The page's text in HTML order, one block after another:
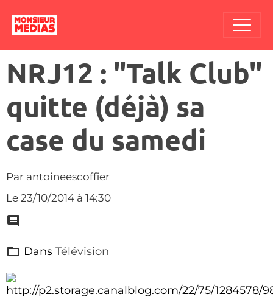
NRJ12 : "Talk Club"
quitte (déjà) sa
case du samedi
Par antoineescoffier
Le 23/10/2014 à 14:30
Dans Télévision